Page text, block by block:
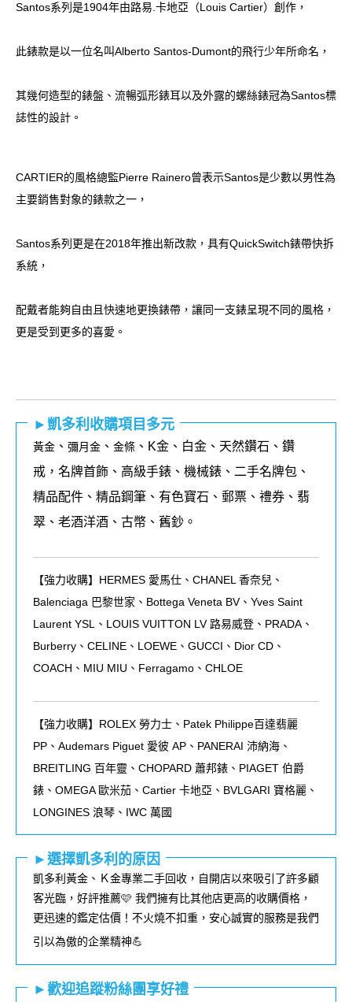
Santos系列是1904年由路易.卡地亞（Louis Cartier）創作，
此錶款是以一位名叫Alberto Santos-Dumont的飛行少年所命名，
其幾何造型的錶盤、流暢弧形錶耳以及外露的螺絲錶冠為Santos標
誌性的設計。
CARTIER的風格總監Pierre Rainero曾表示Santos是少數以男性為
主要銷售對象的錶款之一，
Santos系列更是在2018年推出新改款，具有QuickSwitch錶帶快拆
系統，
配戴者能夠自由且快速地更換錶帶，讓同一支錶呈現不同的風格，
更是受到更多的喜愛。
►凱多利收購項目多元
黃金 、 彌月金 、 金條 、K金、白金、天然鑽石、鑽
戒，名牌首飾、高級手錶、機械錶、二手名牌包、
精品配件、精品鋼筆、有色寶石、郵票、禮券、翡
翠、老酒洋酒、古幣、舊鈔。
【強力收購】HERMES 愛馬仕、CHANEL 香奈兒、
Balenciaga 巴黎世家、Bottega Veneta BV、Yves Saint
Laurent YSL、LOUIS VUITTON LV 路易威登、PRADA、
Burberry、CELINE、LOEWE、GUCCI、Dior CD、
COACH、MIU MIU、Ferragamo、CHLOE
【強力收購】ROLEX 勞力士、 Patek Philippe百達翡麗
PP 、 Audemars Piguet 愛彼 AP 、 PANERAI 沛納海、
BREITLING 百年靈、 CHOPARD 蕭邦錶、 PIAGET 伯爵
錶、 OMEGA歐米茄、 Cartier 卡地亞、 BVLGARI 寶格麗、
LONGINES 浪琴、 IWC 萬國
►選擇凱多利的原因
凱多利黃金、Ｋ金專業二手回收，自開店以來吸引了許多顧
客光臨，好評推薦🩷 我們擁有比其他店更高的收購價格，
更迅速的鑑定估價！不火燒不扣重，安心誠實的服務是我們
引以為傲的企業精神💪
►歡迎追蹤粉絲團享好禮